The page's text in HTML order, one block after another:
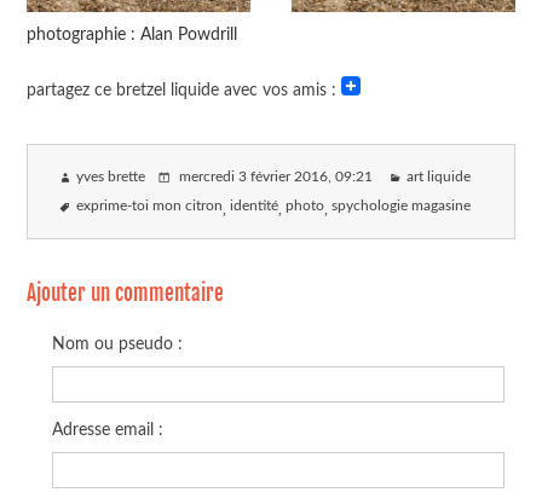
photographie : Alan Powdrill
partagez ce bretzel liquide avec vos amis :
yves brette mercredi 3 février 2016, 09:21 art liquide
exprime-toi mon citron identité photo spychologie magasine
Ajouter un commentaire
Nom ou pseudo :
Adresse email :